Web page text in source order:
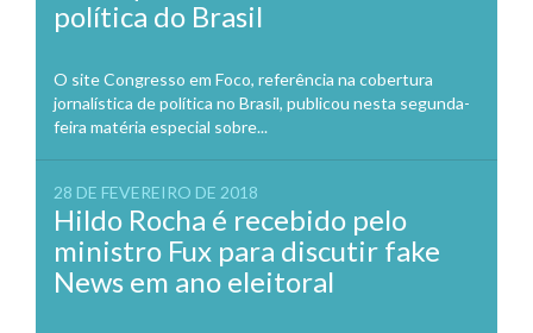
política do Brasil
O site Congresso em Foco, referência na cobertura
jornalística de política no Brasil, publicou nesta segunda-
feira matéria especial sobre...
28 DE FEVEREIRO DE 2018
Hildo Rocha é recebido pelo
ministro Fux para discutir fake
News em ano eleitoral